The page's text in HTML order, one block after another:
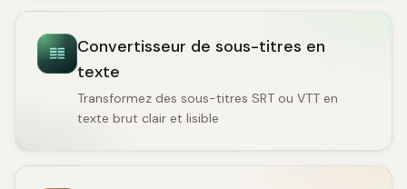
Convertisseur de sous-titres en
texte
Transformez des sous-titres SRT ou VTT en
texte brut clair et lisible